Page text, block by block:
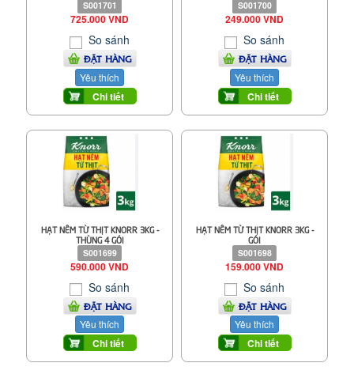
S001701
725.000 VND
So sánh
ĐẶT HÀNG
Yêu thích
Chi tiết
S001700
249.000 VND
So sánh
ĐẶT HÀNG
Yêu thích
Chi tiết
HẠT NÊM TỪ THỊT KNORR 3KG -
THÙNG 4 GÓI
S001699
590.000 VND
So sánh
ĐẶT HÀNG
Yêu thích
Chi tiết
HẠT NÊM TỪ THỊT KNORR 3KG -
GÓI
S001698
159.000 VND
So sánh
ĐẶT HÀNG
Yêu thích
Chi tiết